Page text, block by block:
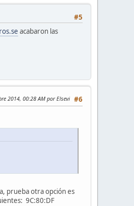
#5
acabaron las
#6
2014, 00:28 AM por Elsevi
prueba otra opción es
9C:80:DF